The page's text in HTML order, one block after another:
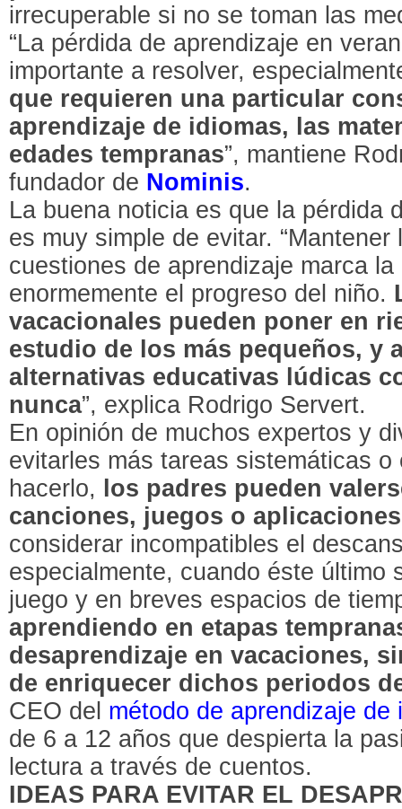
irrecuperable si no se toman las
“La pérdida de aprendizaje en
importante a resolver,
que requieren una particular
aprendizaje de idiomas, las
edades tempranas”, mantiene
fundador de Nominis.
La buena noticia es que la pérdida
es muy simple de evitar.
cuestiones de aprendizaje marca
enormemente el progreso del niño.
vacacionales pueden poner en
estudio de los más pequeños, y
alternativas educativas lúdicas
nunca”, explica Rodrigo Servert.
En opinión de muchos expertos y
evitarles más tareas sistemáticas
hacerlo, los padres pueden
canciones, juegos o aplicaciones
considerar incompatibles el
especialmente, cuando éste último
juego y en breves espacios de
aprendiendo en etapas
desaprendizaje en vacaciones,
de enriquecer dichos periodos
CEO del método de aprendizaje de
de 6 a 12 años que despierta la
lectura a través de cuentos.
IDEAS PARA EVITAR EL